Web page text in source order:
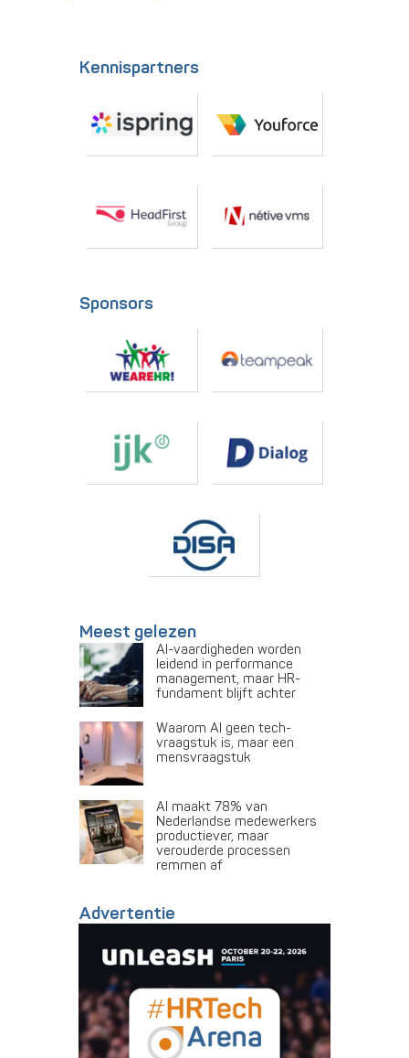
Kennispartners
Sponsors
Meest gelezen
AI-vaardigheden worden
leidend in performance
management, maar HR-
fundament blijft achter
Waarom AI geen tech-
vraagstuk is, maar een
mensvraagstuk
AI maakt 78% van
Nederlandse medewerkers
productiever, maar
verouderde processen
remmen af
Advertentie